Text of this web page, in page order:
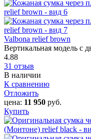
Valbona relief brown
Вертикальная модель с
4.88
31 отзыв
В наличии
К сравнению
Отложить
цена: 11 950 руб.
Купить